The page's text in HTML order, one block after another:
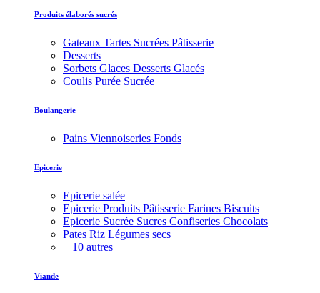
Produits élaborés sucrés
Gateaux Tartes Sucrées Pâtisserie
Desserts
Sorbets Glaces Desserts Glacés
Coulis Purée Sucrée
Boulangerie
Pains Viennoiseries Fonds
Epicerie
Epicerie salée
Epicerie Produits Pâtisserie Farines Biscuits
Epicerie Sucrée Sucres Confiseries Chocolats
Pates Riz Légumes secs
+ 10 autres
Viande